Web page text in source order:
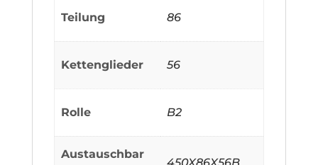
Teilung 86
Kettenglieder 56
Rolle B2
Austauschbar
450X86X56B